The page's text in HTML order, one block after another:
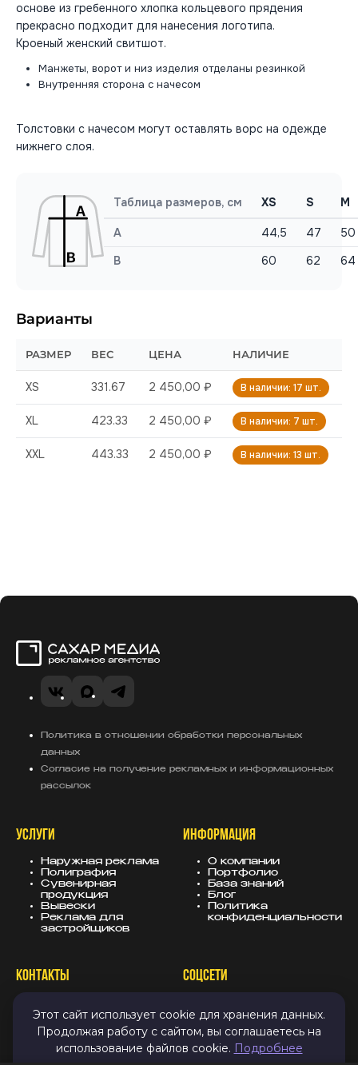
основе из гребенного хлопка кольцевого прядения
прекрасно подходит для нанесения логотипа.
Кроеный женский свитшот.
Манжеты, ворот и низ изделия отделаны резинкой
Внутренняя сторона с начесом
Толстовки с начесом могут оставлять ворс на одежде
нижнего слоя.
Таблица размеров, см XS S M
A 44,5 47
50
B
60 62 64
Варианты
РАЗМЕР ВЕС ЦЕНА НАЛИЧИЕ
XS 331.67 2 450,00 ₽ В наличии: 17 шт.
XL 423.33 2 450,00 ₽ В наличии: 7 шт.
XXL 443.33 2 450,00 ₽ В наличии: 13 шт.
VK MAXTelegram
Политика в отношении обработки персональных
данных
Согласие на получение рекламных и информационных
рассылок
УСЛУГИ
Наружная реклама
Полиграфия
Сувенирная
продукция
Вывески
Реклама для
застройщиков
ИНФОРМАЦИЯ
О компании
Портфолио
База знаний
Блог
Политика
конфиденциальности
КОНТАКТЫ
info@sugarmedia.ru
Екатеринбург
СОЦСЕТИ
VK
Дзен
Email
Этот сайт использует cookie для хранения данных.
Продолжая работу с сайтом, вы соглашаетесь на
использование файлов cookie. Подробнее